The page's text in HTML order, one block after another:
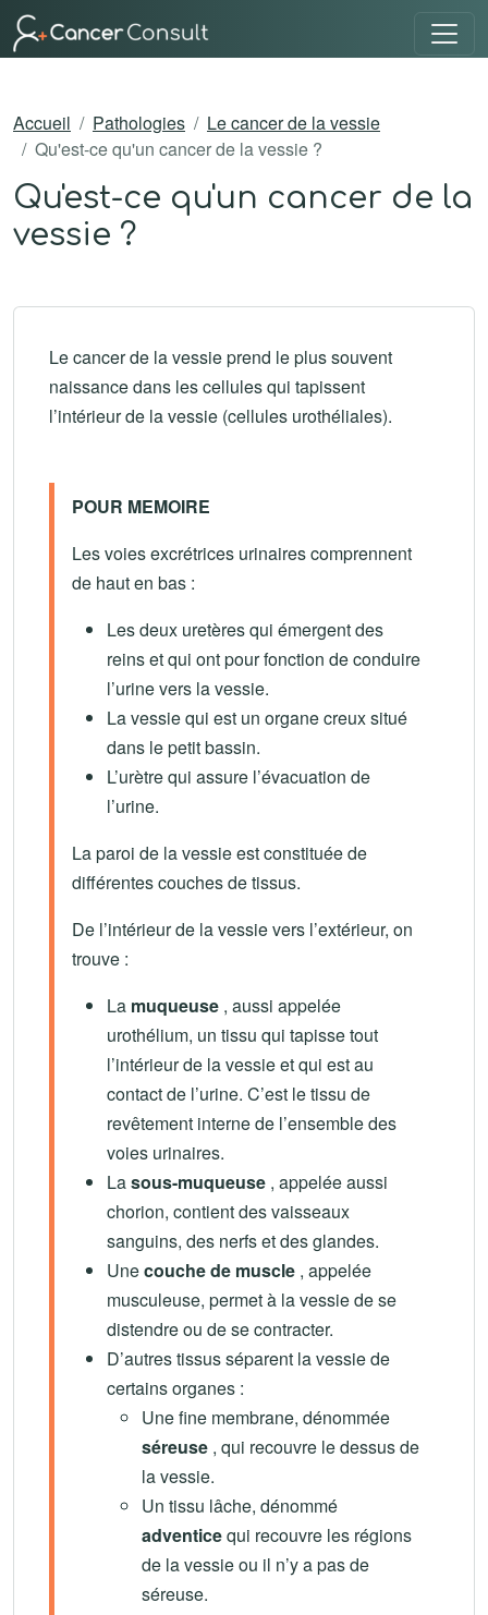
Accueil Pathologies
Le cancer de la vessie
Qu'est-ce qu'un cancer de la vessie ?
Qu'est-ce qu'un cancer de la
vessie ?
Le cancer de la vessie prend le plus souvent
naissance dans les cellules qui tapissent
l’intérieur de la vessie (cellules urothéliales).
POUR MEMOIRE
Les voies excrétrices urinaires comprennent
de haut en bas :
Les deux uretères qui émergent des
reins et qui ont pour fonction de conduire
l’urine vers la vessie.
La vessie qui est un organe creux situé
dans le petit bassin.
L’urètre qui assure l’évacuation de
l’urine.
La paroi de la vessie est constituée de
différentes couches de tissus.
De l’intérieur de la vessie vers l’extérieur, on
trouve :
La muqueuse , aussi appelée
urothélium, un tissu qui tapisse tout
l’intérieur de la vessie et qui est au
contact de l’urine. C’est le tissu de
revêtement interne de l’ensemble des
voies urinaires.
Lasous-muqueuse , appelée aussi
chorion, contient des vaisseaux
sanguins, des nerfs et des glandes.
Unecouche de muscle , appelée
musculeuse, permet à la vessie de se
distendre ou de se contracter.
D’autres tissus séparent la vessie de
certains organes :
Une fine membrane, dénommée
séreuse , qui recouvre le dessus de
la vessie.
Un tissu lâche, dénommé
adventicequi recouvre les régions
de la vessie ou il n’y a pas de
séreuse.